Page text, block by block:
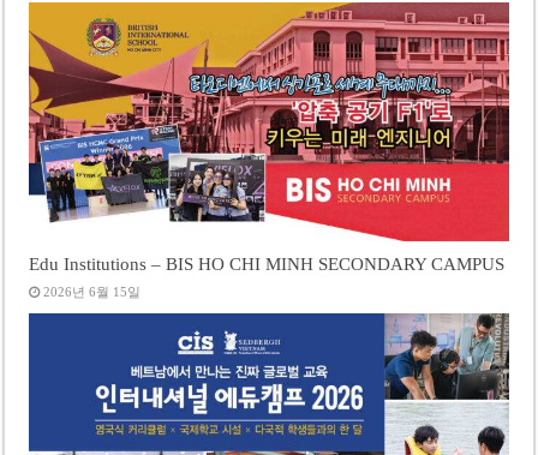
Edu Institutions – BIS HO CHI MINH SECONDARY CAMPUS
2026년 6월 15일